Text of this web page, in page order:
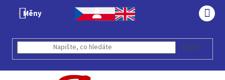
Měny
HLEDAT